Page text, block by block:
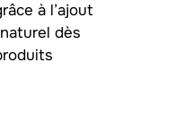
à l’ajout
dès